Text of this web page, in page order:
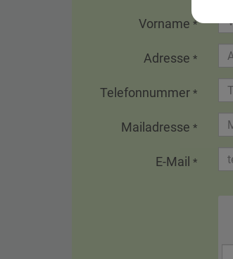
Vorname*
Adresse*
Telefonnummer*
Mailadresse*
E-Mail*